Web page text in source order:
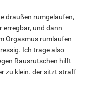
draußen rumgelaufen,
erregbar, und dann
Orgasmus rumlaufen
Ich trage also
Rausrutschen hilft
zu klein. der sitzt straff